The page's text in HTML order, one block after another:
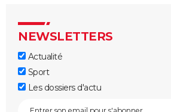
NEWSLETTERS
Actualité
Sport
Les dossiers d'actu